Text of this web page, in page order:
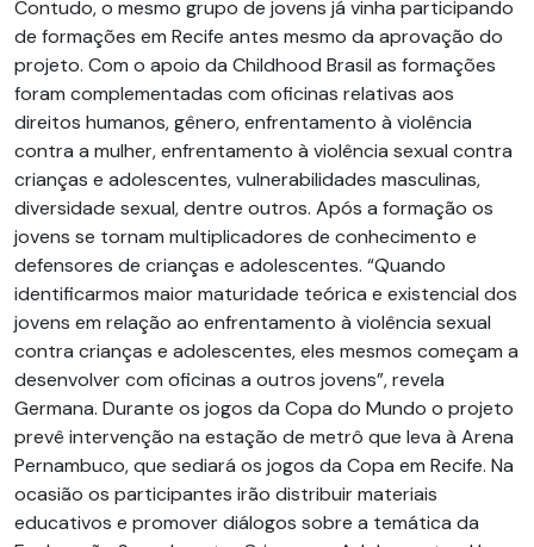
Contudo, o mesmo grupo de jovens já vinha participando
de formações em Recife antes mesmo da aprovação do
projeto. Com o apoio da Childhood Brasil as formações
foram complementadas com oficinas relativas aos
direitos humanos, gênero, enfrentamento à violência
contra a mulher, enfrentamento à violência sexual contra
crianças e adolescentes, vulnerabilidades masculinas,
diversidade sexual, dentre outros. Após a formação os
jovens se tornam multiplicadores de conhecimento e
defensores de crianças e adolescentes. “Quando
identificarmos maior maturidade teórica e existencial dos
jovens em relação ao enfrentamento à violência sexual
contra crianças e adolescentes, eles mesmos começam a
desenvolver com oficinas a outros jovens”, revela
Germana. Durante os jogos da Copa do Mundo o projeto
prevê intervenção na estação de metrô que leva à Arena
Pernambuco, que sediará os jogos da Copa em Recife. Na
ocasião os participantes irão distribuir materiais
educativos e promover diálogos sobre a temática da